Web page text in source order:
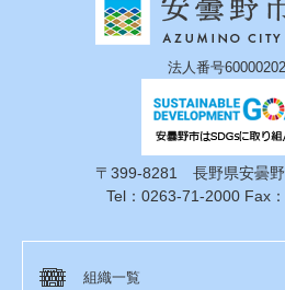
法人番号
〒399-8281 長野県安曇
Tel：0263-71-2000 Fax
組織一覧